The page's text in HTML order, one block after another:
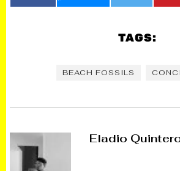
TAGS:
BEACH FOSSILS
Eladio